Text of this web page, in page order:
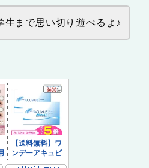
生まで思い切り遊べるよ♪